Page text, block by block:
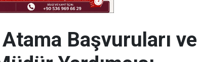
Başvuruları ve